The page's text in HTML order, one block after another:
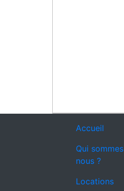
Accueil
Qui sommes
nous ?
Locations